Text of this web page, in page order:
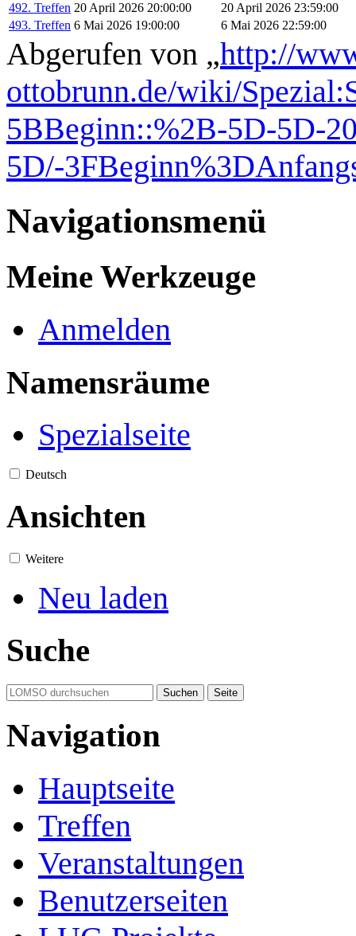
492. Treffen 20 April 2026 20:00:00
20 April 2026 23:59:00
493. Treffen 6 Mai 2026 19:00:00 6 Mai 2026 22:59:00
Abgerufen von „http://
ottobrunn.de/wiki/
5BBeginn::%2B-5D-5D-
5D/-
Navigationsmenü
Meine Werkzeuge
Anmelden
Namensräume
Spezialseite
Deutsch
Ansichten
Weitere
Neu laden
Suche
Navigation
Hauptseite
Treffen
Veranstaltungen
Benutzerseiten